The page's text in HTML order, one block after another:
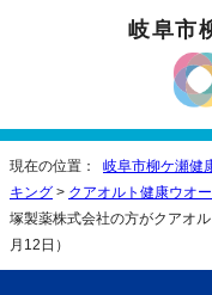
岐阜市
現在の位置： 岐阜市柳ケ瀬
キング > クアオルト健康ウオ
塚製薬株式会社の方がクアオ
月12日）